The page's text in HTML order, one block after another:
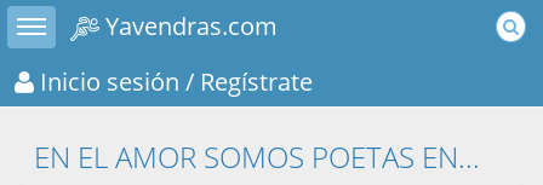
Toggle sidebar
Yavendras.com
Inicio sesión / Regístrate
EN EL AMOR SOMOS POETAS EN...